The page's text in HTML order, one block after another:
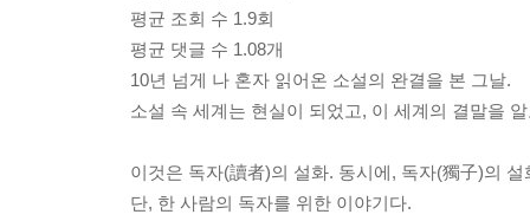
평균 조회 수 1.9회
평균 댓글 수 1.08개
10년 넘게 나 혼자 읽어온 소설의 완결을 본 그날.
소설 속 세계는 현실이 되었고, 이 세계의 결말을
이것은 독자(讀者)의 설화. 동시에, 독자(獨子)의 설
단, 한 사람의 독자를 위한 이야기다.